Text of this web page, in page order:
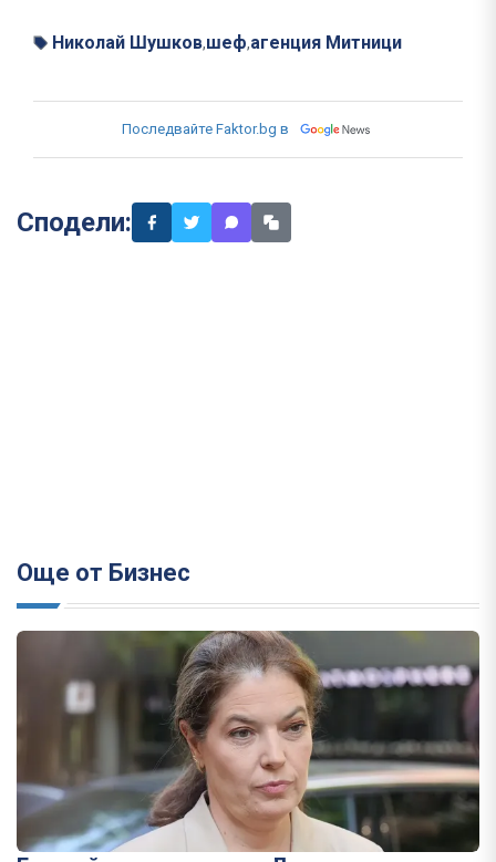
Николай Шушков,шеф,агенция Митници
Последвайте Faktor.bg в
Сподели:
Още от Бизнес